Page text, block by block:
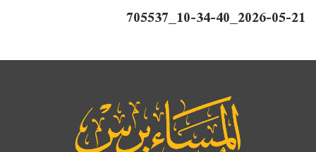
2026-05-21_10-34-40_705537